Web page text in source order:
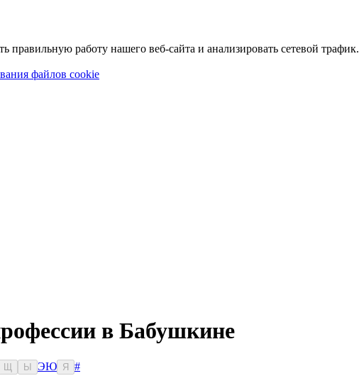
работу нашего веб-сайта и анализировать сетевой трафик.
файлов cookie
в Бабушкине
Ы ЭЮ Я
#